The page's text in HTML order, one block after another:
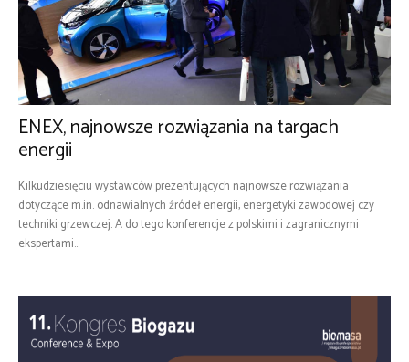
ENEX, najnowsze rozwiązania na targach
energii
Kilkudziesięciu wystawców prezentujących najnowsze rozwiązania
dotyczące m.in. odnawialnych źródeł energii, energetyki zawodowej czy
techniki grzewczej. A do tego konferencje z polskimi i zagranicznymi
ekspertami...